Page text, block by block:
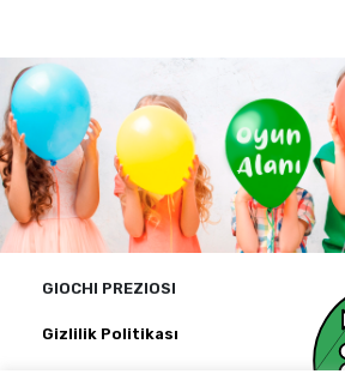
GIOCHI PREZIOSI
Gizlilik Politikası